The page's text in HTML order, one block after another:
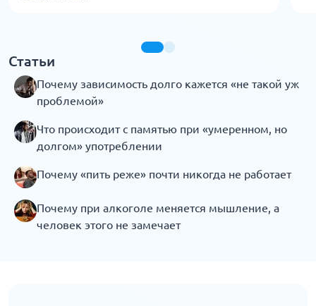
Статьи
Почему зависимость долго кажется «не такой уж
проблемой»
Что происходит с памятью при «умеренном, но
долгом» употреблении
Почему «пить реже» почти никогда не работает
Почему при алкоголе меняется мышление, а
человек этого не замечает